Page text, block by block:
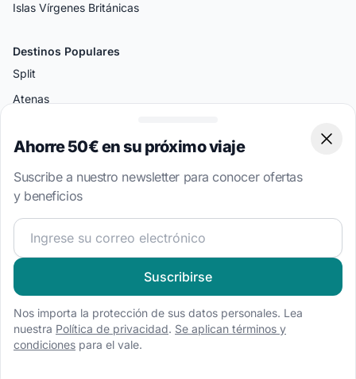
Islas Vírgenes Británicas
Destinos Populares
Split
Atenas
Palermo
Miami
Bodrum
Tipos de Barcos
Alquiler de barco a motor
Alquiler de velero
Alquiler de catamarán
Alquiler de goleta
Ahorre 50€ en su próximo viaje
Suscribe a nuestro newsletter para conocer ofertas
y beneficios
¡Únete a nuestra comunidad náutica y recibe contenido
Suscribirse
Nos importa la protección de sus datos personales. Lea
nuestra Política de privacidad. Se aplican términos y
condiciones para el vale.